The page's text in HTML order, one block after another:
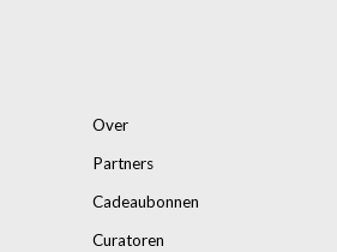
Over
Partners
Cadeaubonnen
Curatoren